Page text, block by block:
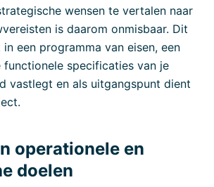
wensen te vertalen naar
is daarom onmisbaar. Dit
een programma van eisen, een
specificaties van je
vastlegt en als uitgangspunt dient
operationele en
doelen